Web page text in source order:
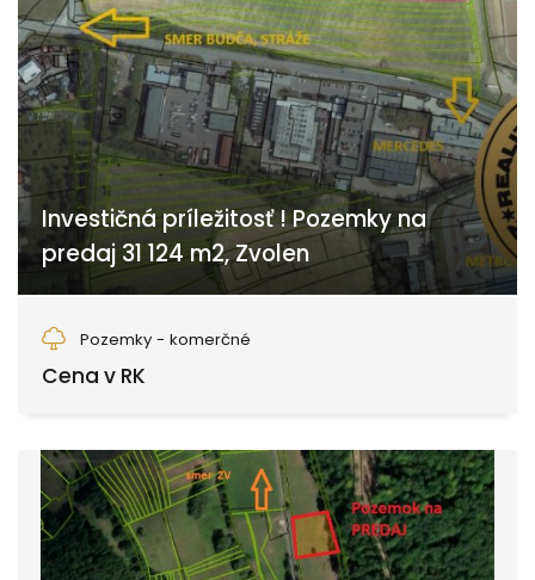
Investičná príležitosť ! Pozemky na
predaj 31 124 m2, Zvolen
Pozemky - komerčné
Cena v RK